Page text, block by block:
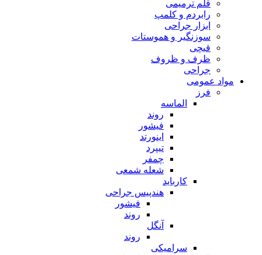
قلم ترمیمی
رابردم و کلمپ
ابزار جراحی
سوزنگیر و هموستات
قیچی
ظرف و ظروف
جراحی
مواد عمومی
فرز
الماسه
روند
فیشور
اینورتد
تیپرد
چمفر
شعله شمعی
کارباید
هندپیس جراحی
فیشور
روند
آنگل
روند
سرامیکی